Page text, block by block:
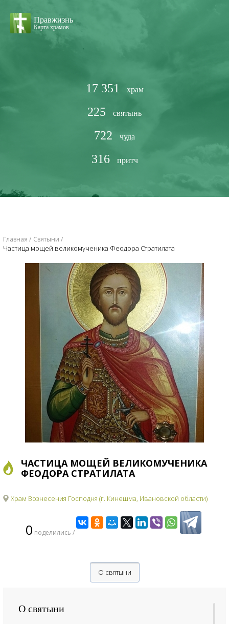
Правжизнь
Карта храмов
17 351 храм
225 святынь
722 чуда
316 притч
Главная Святыни
Частица мощей великомученика Феодора Стратилата
ЧАСТИЦА МОЩЕЙ ВЕЛИКОМУЧЕНИКА
ФЕОДОРА СТРАТИЛАТА
Храм Вознесения Господня (г. Кинешма, Ивановской области)
0 поделились /
О святыни
О святыни